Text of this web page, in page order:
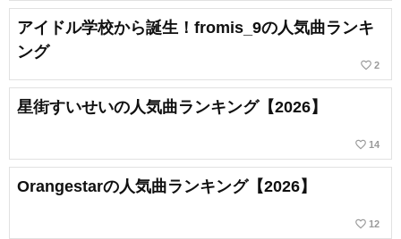
アイドル学校から誕生！fromis_9の人気曲ランキ
ング
favorite_border 2
星街すいせいの人気曲ランキング【2026】
favorite_border 14
Orangestarの人気曲ランキング【2026】
favorite_border 12